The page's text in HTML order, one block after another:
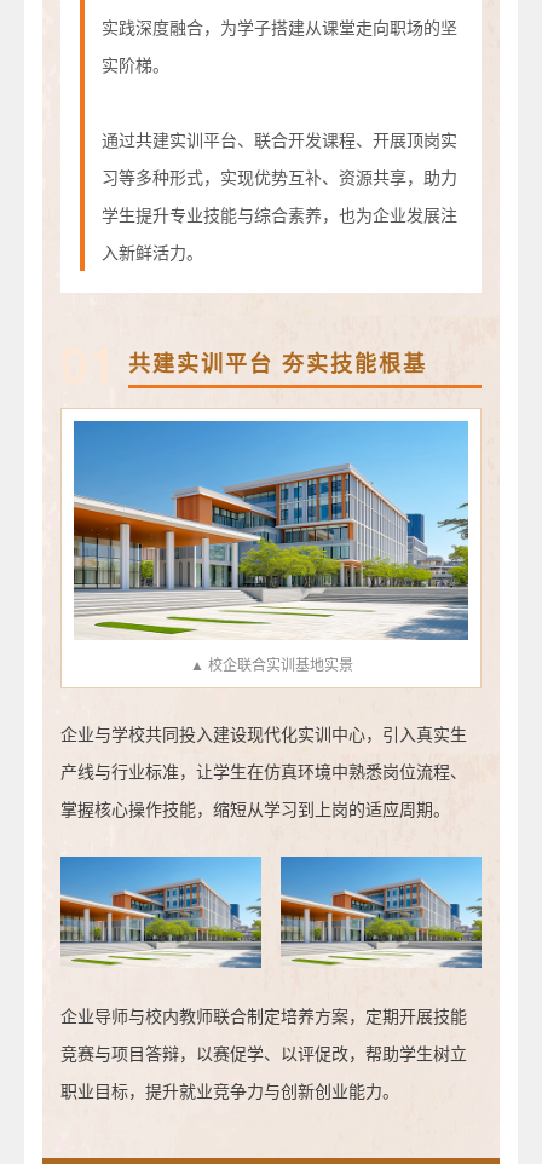
实践深度融合，为学子搭建从课堂走向职场的坚
实阶梯。
通过共建实训平台、联合开发课程、开展顶岗实
习等多种形式，实现优势互补、资源共享，助力
学生提升专业技能与综合素养，也为企业发展注
入新鲜活力。
共建实训平台 夯实技能根基
▲ 校企联合实训基地实景
企业与学校共同投入建设现代化实训中心，引入真实生
产线与行业标准，让学生在仿真环境中熟悉岗位流程、
掌握核心操作技能，缩短从学习到上岗的适应周期。
企业导师与校内教师联合制定培养方案，定期开展技能
竞赛与项目答辩，以赛促学、以评促改，帮助学生树立
职业目标，提升就业竞争力与创新创业能力。